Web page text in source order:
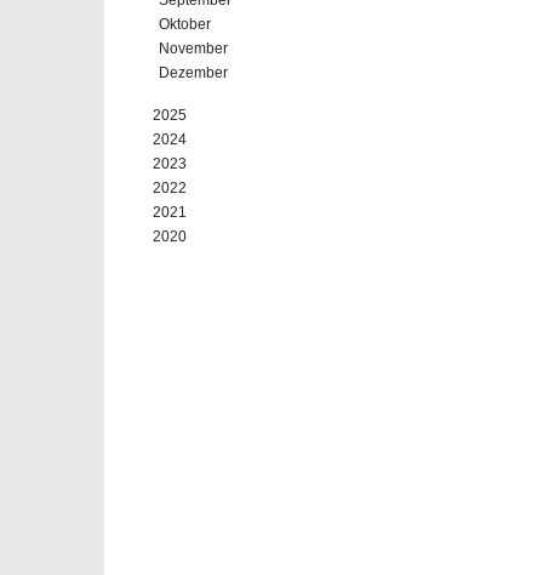
Oktober
November
Dezember
2025
2024
2023
2022
2021
2020